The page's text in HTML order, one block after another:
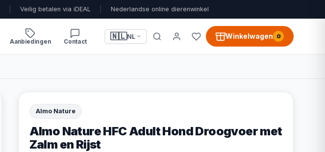
Veilig betalen via iDEAL Nederlandse online dierenwinkel
Aanbiedingen Contact
🇳🇱NL Winkelwagen 0
Almo Nature
Almo Nature HFC Adult Hond Droogvoer met
Zalm en Rijst